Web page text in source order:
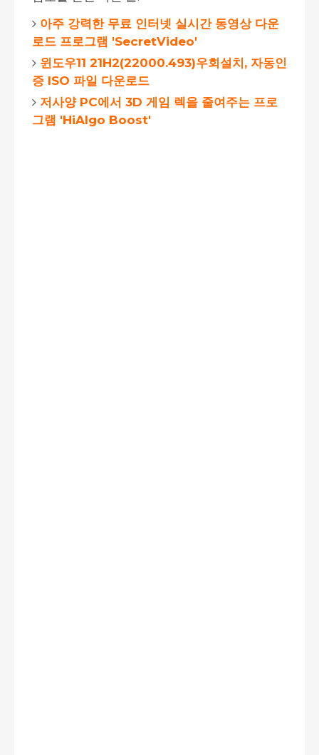
아주 강력한 무료 인터넷 실시간 동영상 다운
로드 프로그램 'SecretVideo'
윈도우11 21H2(22000.493)우회설치, 자동인
증 ISO 파일 다운로드
저사양 PC에서 3D 게임 렉을 줄여주는 프로
그램 'HiAlgo Boost'